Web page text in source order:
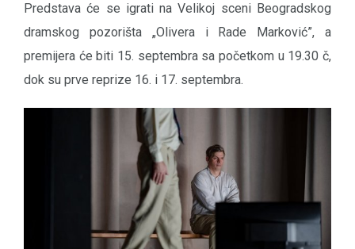
Predstava će se igrati na Velikoj sceni Beogradskog
dramskog pozorišta „Olivera i Rade Marković”, a
premijera će biti 15. septembra sa početkom u 19.30 č,
dok su prve reprize 16. i 17. septembra.